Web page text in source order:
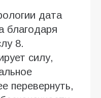
дата
благодаря
8.
силу,
перевернуть,